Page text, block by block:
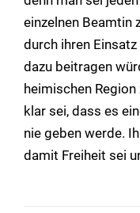
einzelnen Beamtin
durch ihren
dazu beitragen
heimischen
klar sei, dass es
nie geben werde.
damit Freiheit sei